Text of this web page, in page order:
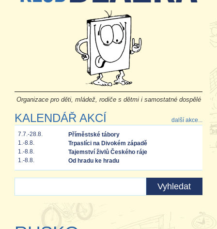
Organizace pro děti, mládež, rodiče s dětmi i samostatné dospělé
KALENDÁŘ AKCÍ další akce...
7.7.-28.8.
Příměstské tábory
1.-8.8.
Trpaslíci na Divokém západě
1.-8.8.
Tajemství živlů Českého ráje
1.-8.8.
Od hradu ke hradu